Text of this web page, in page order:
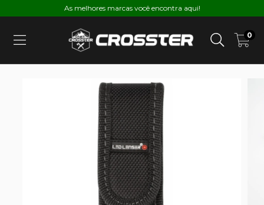
As melhores marcas você encontra aqui!
0